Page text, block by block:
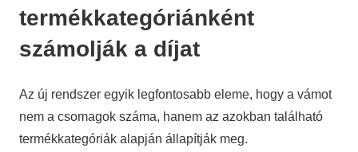
termékkategóriánként
számolják a díjat
Az új rendszer egyik legfontosabb eleme, hogy a vámot
nem a csomagok száma, hanem az azokban található
termékkategóriák alapján állapítják meg.